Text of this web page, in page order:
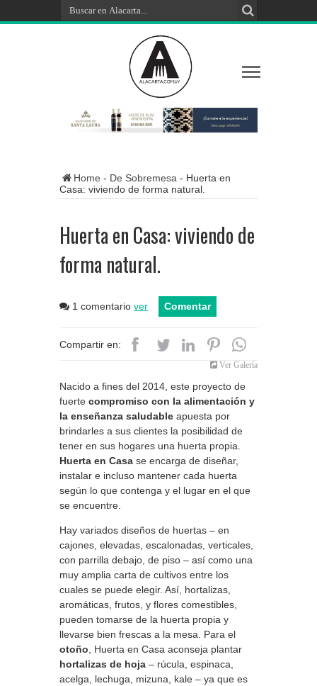
Home - De Sobremesa - Huerta en
Casa: viviendo de forma natural.
Huerta en Casa: viviendo de
forma natural.
1 comentario ver Comentar
Compartir en:
Ver Galería
Nacido a fines del 2014, este proyecto de
fuerte compromiso con la alimentación y
la enseñanza saludable apuesta por
brindarles a sus clientes la posibilidad de
tener en sus hogares una huerta propia.
Huerta en Casa se encarga de diseñar,
instalar e incluso mantener cada huerta
según lo que contenga y el lugar en el que
se encuentre.
Hay variados diseños de huertas – en
cajones, elevadas, escalonadas, verticales,
con parrilla debajo, de piso – así como una
muy amplia carta de cultivos entre los
cuales se puede elegir. Así, hortalizas,
aromáticas, frutos, y flores comestibles,
pueden tomarse de la huerta propia y
llevarse bien frescas a la mesa. Para el
otoño , Huerta en Casa aconseja plantar
hortalizas de hoja – rúcula, espinaca,
acelga, lechuga, mizuna, kale – ya que es